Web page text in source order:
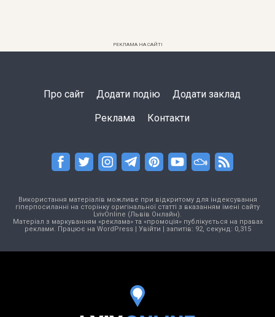
РЕКЛАМА НА САЙТІ
Про сайт Додати подію Додати заклад
Реклама Контакти
Використання матеріалів можливе при відкритому для індексування
гіперпосиланні на сторінку оригінальної статті з вказанням імені сайту
LvivOnline (Львів Онлайн).
Матеріал з маркуванням «реклама» та «промоція» публікується на правах
реклами. Працює на WordPress| Увійти | запитів: 92, секунд: 0,315